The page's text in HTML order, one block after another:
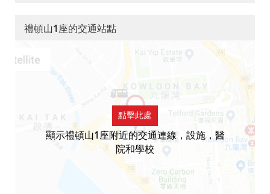
禮頓山1座的交通站點
點擊此處
顯示禮頓山1座附近的交通連線，設施，醫
院和學校